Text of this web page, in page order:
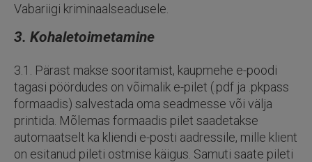
Vabariigi kriminaalseadusele.
3. Kohaletoimetamine
3.1. Pärast makse sooritamist, kaupmehe e-poodi
tagasi pöördudes on võimalik e-pilet (.pdf ja .pkpass
formaadis) salvestada oma seadmesse või välja
printida. Mõlemas formaadis pilet saadetakse
automaatselt ka kliendi e-posti aadressile, mille klient
on esitanud pileti ostmise käigus. Samuti saate pileti